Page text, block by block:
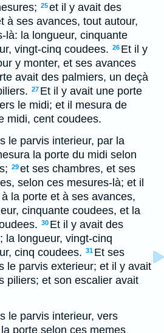
25et il y avait des
à ses avances, tout autour,
là: la longueur, cinquante
vingt-cinq coudees. 26 Et il y
y monter, et ses avances
avait des palmiers, un deçà
27 Et il y avait une porte
le midi; et il mesura de
midi, cent coudees.
le parvis interieur, par la
la porte du midi selon
29et ses chambres, et ses
selon ces mesures-là; et il
la porte et à ses avances,
cinquante coudees, et la
30 Et il y avait des
la longueur, vingt-cinq
cinq coudees. 31 Et ses
le parvis exterieur; et il y avait
piliers; et son escalier avait
le parvis interieur, vers
porte selon ces memes